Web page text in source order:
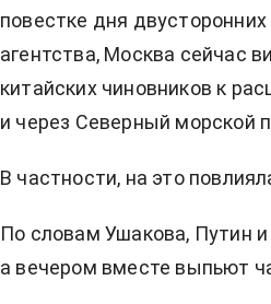
повестке дня
агентства, Москва сейчас
китайских чиновников к
и через Северный морской
В частности, на это
По словам Ушакова, Путин
а вечером вместе выпьют